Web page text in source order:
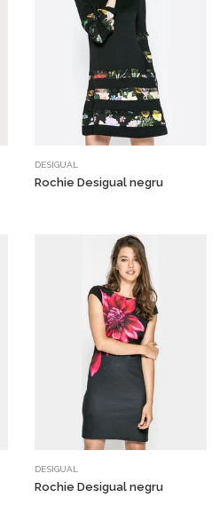
DESIGUAL
Rochie Desigual negru
DESIGUAL
Rochie Desigual negru